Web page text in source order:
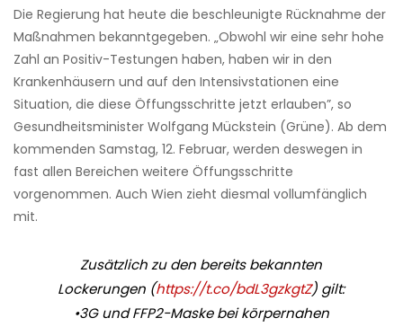
Die Regierung hat heute die beschleunigte Rücknahme der
Maßnahmen bekanntgegeben. „Obwohl wir eine sehr hohe
Zahl an Positiv-Testungen haben, haben wir in den
Krankenhäusern und auf den Intensivstationen eine
Situation, die diese Öffungsschritte jetzt erlauben”, so
Gesundheitsminister Wolfgang Mückstein (Grüne). Ab dem
kommenden Samstag, 12. Februar, werden deswegen in
fast allen Bereichen weitere Öffungsschritte
vorgenommen. Auch Wien zieht diesmal vollumfänglich
mit.
Zusätzlich zu den bereits bekannten
Lockerungen (https://t.co/bdL3gzkgtZ) gilt:
•3G und FFP2-Maske bei körpernahen